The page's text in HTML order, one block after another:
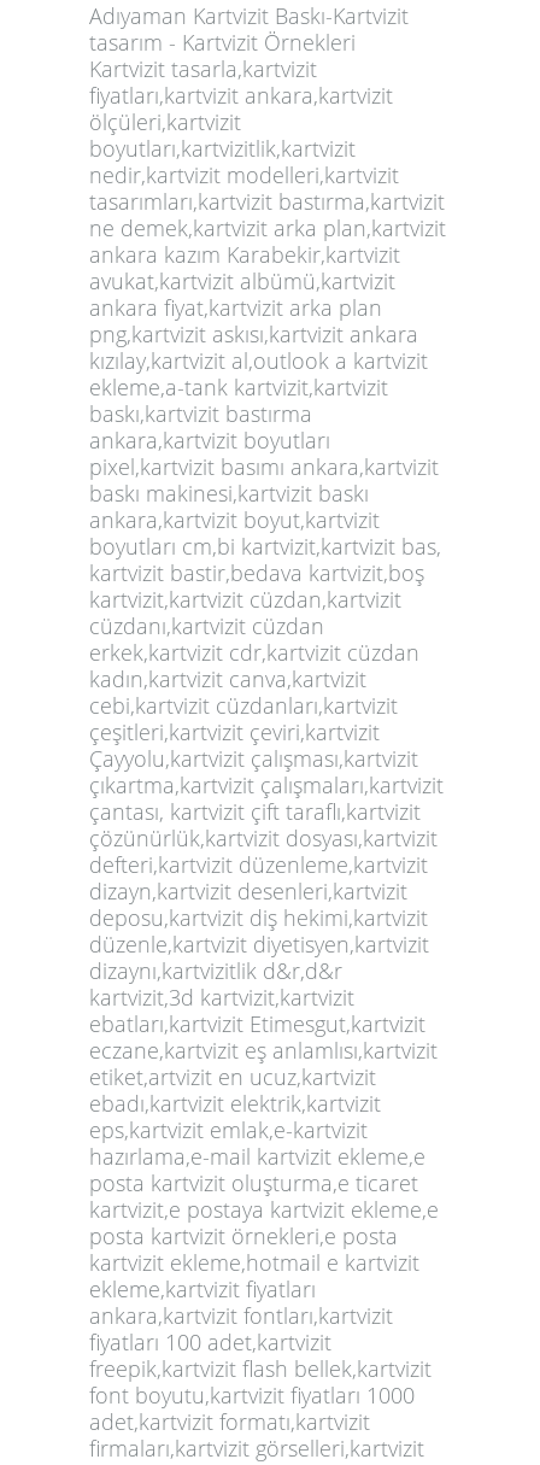
Adıyaman Kartvizit Baskı-Kartvizit
tasarım - Kartvizit Örnekleri
Kartvizit tasarla,kartvizit
fiyatları,kartvizit ankara,kartvizit
ölçüleri,kartvizit
boyutları,kartvizitlik,kartvizit
nedir,kartvizit modelleri,kartvizit
tasarımları,kartvizit bastırma,kartvizit
ne demek,kartvizit arka plan,kartvizit
ankara kazım Karabekir,kartvizit
avukat,kartvizit albümü,kartvizit
ankara fiyat,kartvizit arka plan
png,kartvizit askısı,kartvizit ankara
kızılay,kartvizit al,outlook a kartvizit
ekleme,a-tank kartvizit,kartvizit
baskı,kartvizit bastırma
ankara,kartvizit boyutları
pixel,kartvizit basımı ankara,kartvizit
baskı makinesi,kartvizit baskı
ankara,kartvizit boyut,kartvizit
boyutları cm,bi kartvizit,kartvizit bas,
kartvizit bastir,bedava kartvizit,boş
kartvizit,kartvizit cüzdan,kartvizit
cüzdanı,kartvizit cüzdan
erkek,kartvizit cdr,kartvizit cüzdan
kadın,kartvizit canva,kartvizit
cebi,kartvizit cüzdanları,kartvizit
çeşitleri,kartvizit çeviri,kartvizit
Çayyolu,kartvizit çalışması,kartvizit
çıkartma,kartvizit çalışmaları,kartvizit
çantası, kartvizit çift taraflı,kartvizit
çözünürlük,kartvizit dosyası,kartvizit
defteri,kartvizit düzenleme,kartvizit
dizayn,kartvizit desenleri,kartvizit
deposu,kartvizit diş hekimi,kartvizit
düzenle,kartvizit diyetisyen,kartvizit
dizaynı,kartvizitlik d&r,d&r
kartvizit,3d kartvizit,kartvizit
ebatları,kartvizit Etimesgut,kartvizit
eczane,kartvizit eş anlamlısı,kartvizit
etiket,artvizit en ucuz,kartvizit
ebadı,kartvizit elektrik,kartvizit
eps,kartvizit emlak,e-kartvizit
hazırlama,e-mail kartvizit ekleme,e
posta kartvizit oluşturma,e ticaret
kartvizit,e postaya kartvizit ekleme,e
posta kartvizit örnekleri,e posta
kartvizit ekleme,hotmail e kartvizit
ekleme,kartvizit fiyatları
ankara,kartvizit fontları,kartvizit
fiyatları 100 adet,kartvizit
freepik,kartvizit flash bellek,kartvizit
font boyutu,kartvizit fiyatları 1000
adet,kartvizit formatı,kartvizit
firmaları,kartvizit görselleri,kartvizit